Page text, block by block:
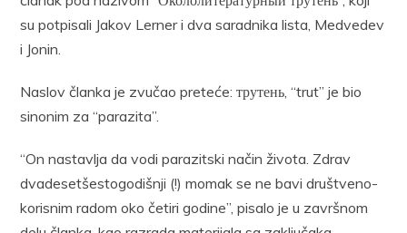
su potpisali Jakov Lerner i dva saradnika lista, Medvedev
i Jonin.
Naslov članka je zvučao preteće: трутень, “trut” je bio
sinonim za “parazita”.
“On nastavlja da vodi parazitski način života. Zdrav
dvadesetšestogodišnji (!) momak se ne bavi društveno-
korisnim radom oko četiri godine”, pisalo je u završnom